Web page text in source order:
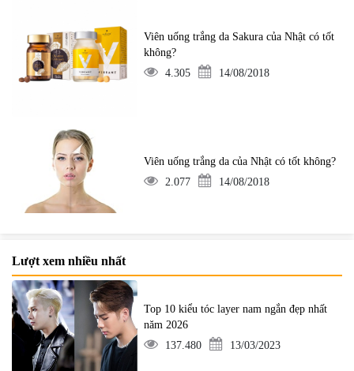
Viên uống trắng da Sakura của Nhật có tốt
không?
4.305
14/08/2018
Viên uống trắng da của Nhật có tốt không?
2.077
14/08/2018
Lượt xem nhiều nhất
Top 10 kiểu tóc layer nam ngắn đẹp nhất
năm 2026
137.480
13/03/2023